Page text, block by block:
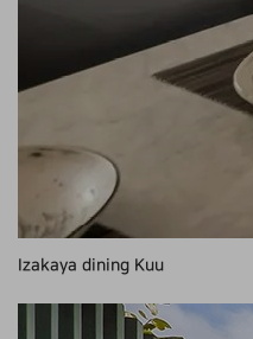
Izakaya dining Kuu